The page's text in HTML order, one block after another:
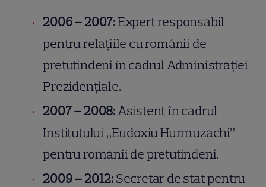
2006 – 2007:Expert responsabil
pentru relațiile cu românii de
pretutindeni în cadrul Administrației
Prezidențiale.
2007 – 2008:Asistent în cadrul
Institutului „Eudoxiu Hurmuzachi”
pentru românii de pretutindeni.
2009 – 2012:Secretar de stat pentru